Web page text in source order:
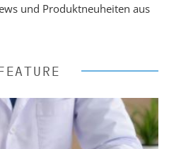
und Produktneuheiten aus